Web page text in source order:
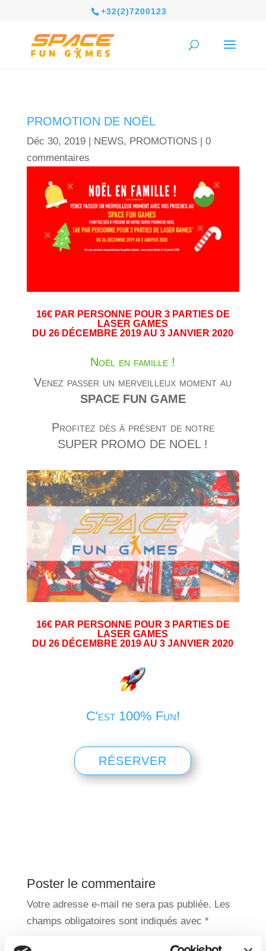
+32(2)7200123
PROMOTION DE NOËL
Déc 30, 2019| NEWS, PROMOTIONS| 0
commentaires
16€ PAR PERSONNE POUR 3 PARTIES DE
LASER GAMES
DU 26 DÉCEMBRE 2019 AU 3 JANVIER 2020
Noël en famille !
Venez passer un merveilleux moment au
SPACE FUN GAME
Profitez dès à présent de notre
SUPER PROMO DE NOEL !
16€ PAR PERSONNE POUR 3 PARTIES DE
LASER GAMES
DU 26 DÉCEMBRE 2019 AU 3 JANVIER 2020
C'est 100% Fun!
RÉSERVER
Poster le commentaire
Votre adresse e-mail ne sera pas publiée. Les
champs obligatoires sont indiqués avec *